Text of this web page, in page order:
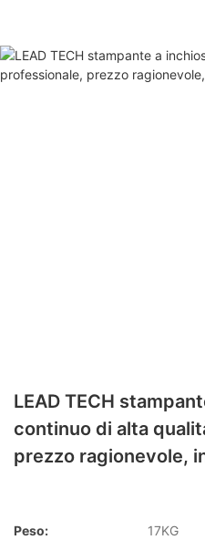
LEAD TECH
continuo di alta
prezzo ragionevole,
Peso:
17KG